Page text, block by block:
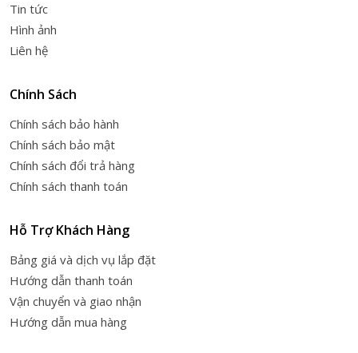
Tin tức
Hình ảnh
Liên hệ
Chính Sách
Chính sách bảo hành
Chính sách bảo mật
Chính sách đổi trả hàng
Chính sách thanh toán
Hỗ Trợ Khách Hàng
Bảng giá và dịch vụ lắp đặt
Hướng dẫn thanh toán
Vận chuyển và giao nhận
Hướng dẫn mua hàng